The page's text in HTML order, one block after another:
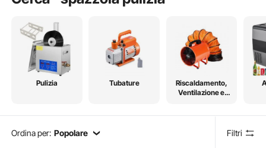
Pulizia Tubature
Riscaldamento,
Ventilazione e
Ordina per: Popolare Filtri